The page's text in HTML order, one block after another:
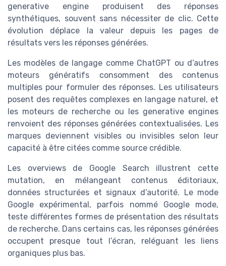
generative engine produisent des réponses
synthétiques, souvent sans nécessiter de clic. Cette
évolution déplace la valeur depuis les pages de
résultats vers les réponses générées.
Les modèles de langage comme ChatGPT ou d’autres
moteurs génératifs consomment des contenus
multiples pour formuler des réponses. Les utilisateurs
posent des requêtes complexes en langage naturel, et
les moteurs de recherche ou les generative engines
renvoient des réponses générées contextualisées. Les
marques deviennent visibles ou invisibles selon leur
capacité à être citées comme source crédible.
Les overviews de Google Search illustrent cette
mutation, en mélangeant contenus éditoriaux,
données structurées et signaux d’autorité. Le mode
Google expérimental, parfois nommé Google mode,
teste différentes formes de présentation des résultats
de recherche. Dans certains cas, les réponses générées
occupent presque tout l’écran, reléguant les liens
organiques plus bas.